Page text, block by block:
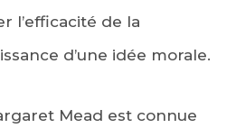
l’efficacité de la
d’une idée morale.
Mead est connue